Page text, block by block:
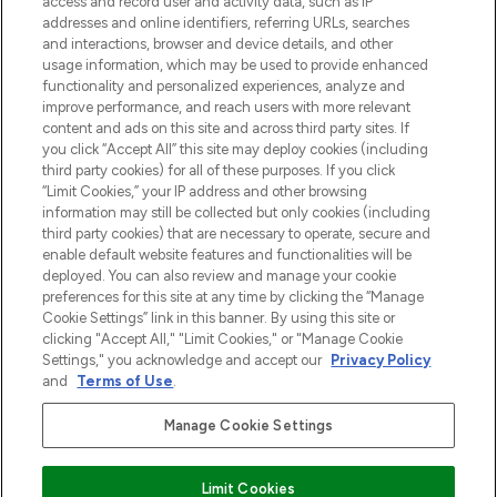
Cookie-toestemming
Do Not Sell or Share My Personal
Information
HELP & INFORMATIE
BEDRIJFSINFORMATIE
OVER LOOKFANTASTIC
Betaal veilig met
addresses and online identifiers, referring URLs, searches
and interactions, browser and device details, and other
usage information, which may be used to provide enhanced
functionality and personalized experiences, analyze and
improve performance, and reach users with more relevant
content and ads on this site and across third party sites. If
you click “Accept All” this site may deploy cookies (including
third party cookies) for all of these purposes. If you click
“Limit Cookies,” your IP address and other browsing
information may still be collected but only cookies (including
third party cookies) that are necessary to operate, secure and
enable default website features and functionalities will be
deployed. You can also review and manage your cookie
preferences for this site at any time by clicking the “Manage
Cookie Settings” link in this banner. By using this site or
clicking "Accept All," "Limit Cookies," or "Manage Cookie
Settings," you acknowledge and accept our Privacy Policy
and
Terms of Use.
Manage Cookie Settings
Limit Cookies